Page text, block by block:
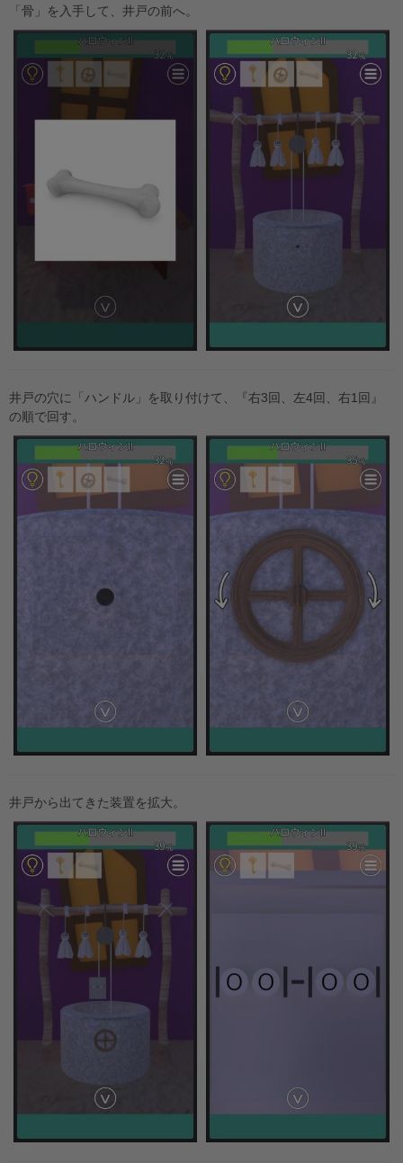
「骨」を入手して、井戸の前へ。
井戸の穴に「ハンドル」を取り付けて、『右3回、左4回、右1回』
の順で回す。
井戸から出てきた装置を拡大。